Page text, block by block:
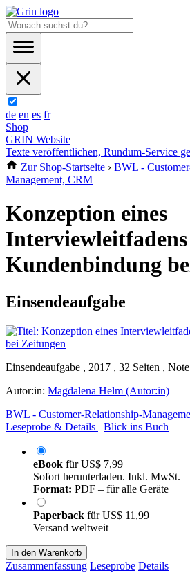
de en es fr
Shop
GRIN Website
Texte veröffentlichen, Rundum-Service
Zur Shop-Startseite › BWL -
Management, CRM
Konzeption eines
Kundenbindung
Einsendeaufgabe
Einsendeaufgabe , 2017 , 32 Seiten ,
Autor:in: Magdalena Helm (Autor:in)
BWL - Customer-Relationship-
Leseprobe & Details
Blick ins Buch
eBook fürUS$ 7,99
Sofort herunterladen. Inkl. MwSt.
Format: PDF – für alle Geräte
Paperback fürUS$ 11,99
Versand weltweit
In den Warenkorb
Zusammenfassung Leseprobe Details